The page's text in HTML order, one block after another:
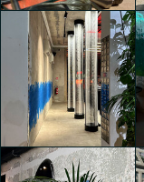
Lynk & Co presenta
"LYNES MILAN"
Isabella Erika
Schmalzbauer